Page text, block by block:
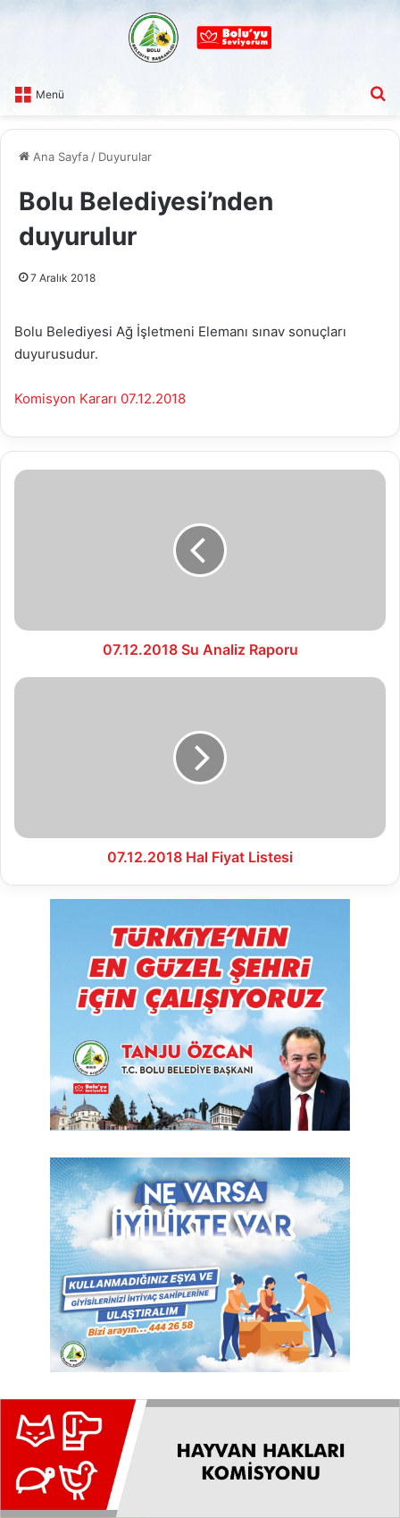
Menü
Ana Sayfa / Duyurular
Bolu Belediyesi’nden
duyurulur
7 Aralık 2018
Bolu Belediyesi Ağ İşletmeni Elemanı sınav sonuçları
duyurusudur.
Komisyon Kararı 07.12.2018
07.12.2018
07.12.2018 Su Analiz Raporu
07.12.2018
07.12.2018 Hal Fiyat Listesi